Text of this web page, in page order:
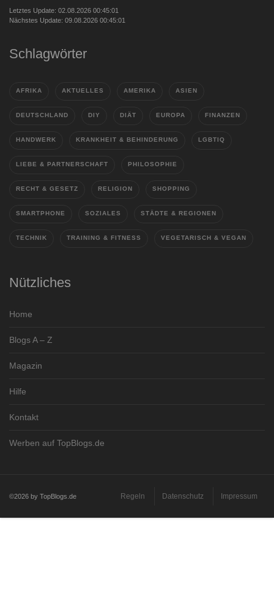
Letztes Update: 02.08.2026 00:45:01
Nächstes Update: 09.08.2026 00:45:01
Schlagwörter
AFRIKA AKTUELLES AMERIKA ASIEN
DEUTSCHLAND DIY DIÄT EUROPA FINANZEN
HANDWERK KRANKHEIT & BEHINDERUNG LGBTIQ
LIEBE & PARTNERSCHAFT PHILOSOPHIE
RECHT & GESETZ RELIGION SHOPPING
SMARTPHONE SOZIALES STÄDTE & REGIONEN
TECHNIK TRAINING & FITNESS VEGETARISCH & VEGAN
Nützliches
Home
Blogs A – Z
Magazin
Hilfe
Kontakt
Werben auf TopBlogs.de
©2026 by TopBlogs.de Regeln Datenschutz Impressum